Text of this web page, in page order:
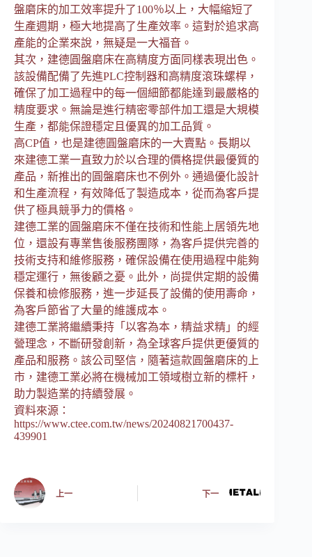
盤磨床的加工效率提升了100％以上，大幅縮短了
生產週期，極大地提高了生產效率。這對於追求高
產能的企業來說，無疑是一大福音。
其次，建德圓盤磨床在高精度方面同樣表現出色。
該設備配備了先進PLC控制器和高精度滾珠螺桿，
確保了加工過程中的每一個細節都能達到最嚴格的
精度要求。無論是進行精密零部件加工還是大規模
生產，都能保證穩定且優異的加工品質。
高CP值，也是建德圓盤磨床的一大賣點。長期以
來建德工業一直致力於以合理的價格提供最優質的
產品，新推出的圓盤磨床也不例外。通過優化設計
和生產流程，有效降低了製造成本，從而為客戶提
供了極具競爭力的價格。
建德工業的圓盤磨床不僅在技術和性能上居領先地
位，還設有專業售後服務團隊，為客戶提供完善的
技術支持和維修服務，確保設備在使用過程中能夠
穩定運行，無後顧之憂。此外，尚提供定期的設備
保養和檢修服務，進一步延長了設備的使用壽命，
為客戶節省了大量的維護成本。
建德工業將繼續秉持「以客為本，精益求精」的經
營理念，不斷研發創新，為全球客戶提供更優質的
產品和服務。該公司堅信，隨著這款圓盤磨床的上
市，建德工業必將在機械加工領域樹立新的標杆，
助力製造業的持續發展。
資料來源：
https://www.ctee.com.tw/news/20240821700437-
439901
上一 下一